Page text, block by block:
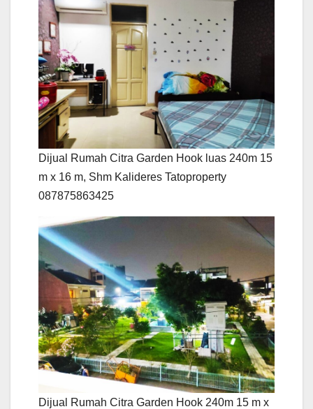
Dijual Rumah Citra Garden Hook luas 240m 15
m x 16 m, Shm Kalideres Tatoproperty
087875863425
Dijual Rumah Citra Garden Hook 240m 15 m x